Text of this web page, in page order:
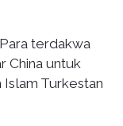
terdakwa
China untuk
Turkestan